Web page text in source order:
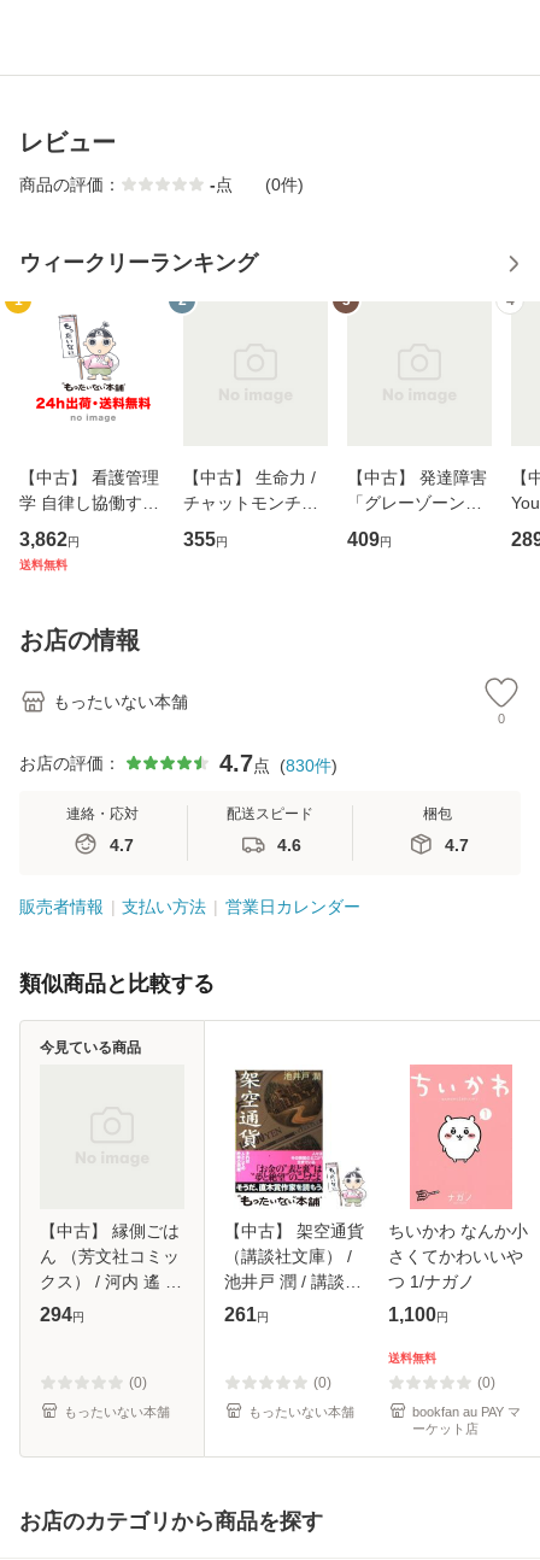
レビュー
商品の評価： -点 (0件)
ウィークリーランキング
1
【中古】 看護管理
学 自律し協働する
専門職の看護マネ
ジメントスキル 改
恵 藤本幸三 / 南江
堂 [単行
3,862円
送料無料
2
【中古】 生命力 /
チャットモンチー /
キューンレコード
[CD]【メール便送
355円
3
【中古】 発達障害
「グレーゾーン」
その正しい理解と
克服法 (SB新書 57
409円
4
【
のが
お店の情報
もったいない本舗
0
お店の評価： 4.7点 (830件)
連絡・応対
4.7
配送スピード
4.6
梱包
4.7
販売者情報 支払い方法 営業日カレンダー
類似商品と比較する
【中古】 縁側ごは
ん （芳文社コミッ
クス） / 河内 遙 /
芳文社 [コミック]
294円
(0)
もったいない本舗
今見ている商品
【中古】 架空通貨
（講談社文庫） /
池井戸 潤 / 講談社
[文庫]【メール便送
261円
(0)
もったいない本舗
ちいかわ なんか小
さくてかわいいや
つ 1/ナガノ
1,100円
送料無料
(0)
bookfan au PAY マ
ーケット店
お店のカテゴリから商品を探す